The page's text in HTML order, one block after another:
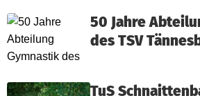
50 Jahre
des TSV
TuS